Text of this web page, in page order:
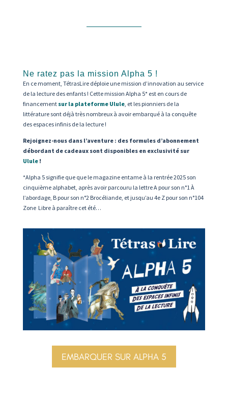
Ne ratez pas la mission Alpha 5 !
En ce moment, TétrasLire déploie une mission d’innovation au service
de la lecture des enfants ! Cette mission Alpha 5* est en cours de
financement sur la plateforme Ulule, et les pionniers de la
littérature sont déjà très nombreux à avoir embarqué à la conquête
des espaces infinis de la lecture !
Rejoignez-nous dans l’aventure : des formules d’abonnement
débordant de cadeaux sont disponibles en exclusivité sur
Ulule!
*Alpha 5 signifie que que le magazine entame à la rentrée 2025 son
cinquième alphabet, après avoir parcouru la lettre A pour son n°1 À
l’abordage, B pour son n°2 Brocéliande, et jusqu’au 4e Z pour son n°104
Zone Libre à paraître cet été…
EMBARQUER SUR ALPHA 5